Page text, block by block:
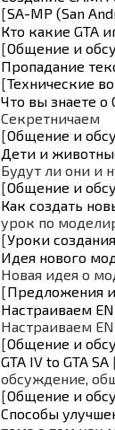
[SA-MP (San
Кто какие GTA
[Общение и
Пропадание
[Технические
Что вы знаете о
Секретничаем
[Общение и
Дети и
Будут ли они и
[Общение и
Как создать
урок по
[Уроки
Идея нового
Новая идея о
[Предложения
Настраиваем
Настраиваем
[Общение и
GTA IV to GTA SA
обсуждение,
[Общение и
Способы